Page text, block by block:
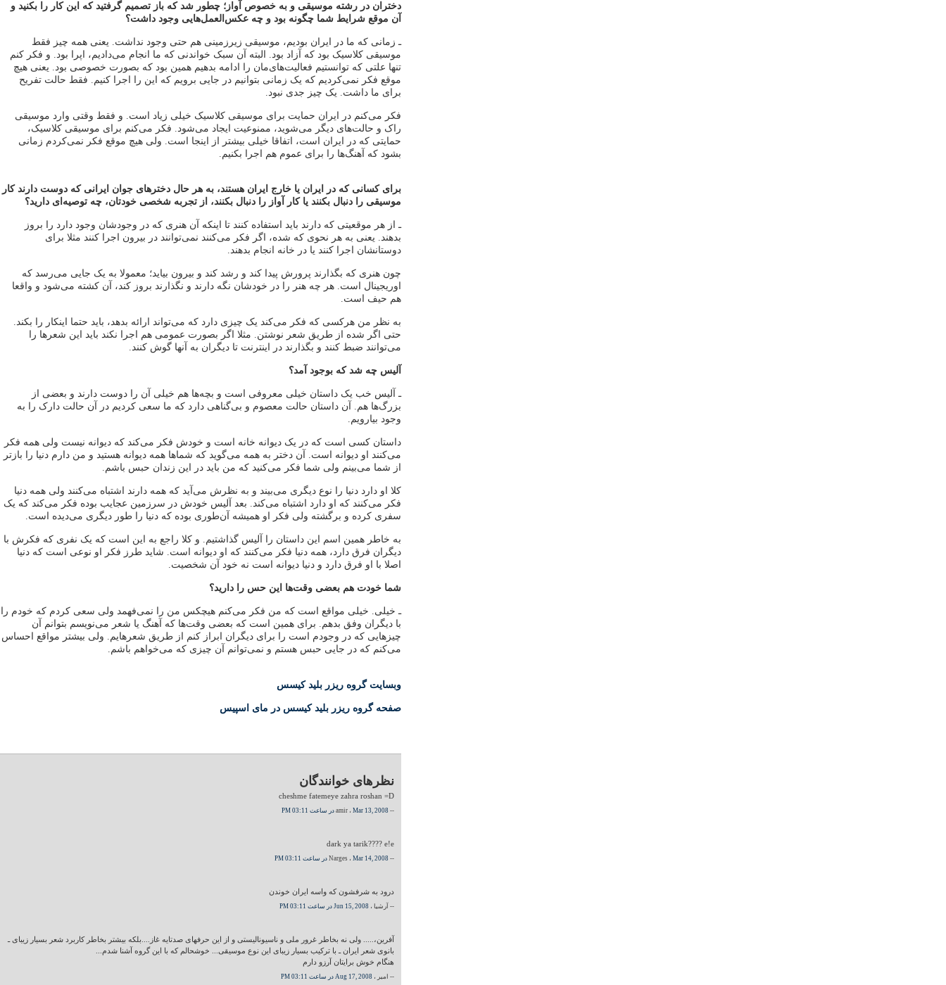
دختران در رشته موسیقی و به خصوص آواز؛ چطور شد که باز تصمیم گرفتید که این کار را بکنید و
آن موقع شرایط شما چگونه بود و چه عکس‌العمل‌هایی وجود داشت؟
ـ زمانی که ما در ایران بودیم، موسیقی زیرزمینی هم حتی وجود نداشت. یعنی همه چیز فقط
موسیقی کلاسیک بود که آزاد بود. البته آن سبک خواندنی که ما انجام می‌دادیم، اپرا بود. و فکر کنم
تنها علتی که توانستیم فعالیت‌های‌مان را ادامه بدهیم همین بود که بصورت خصوصی بود. یعنی هیچ
موقع فکر نمی‌کردیم که یک زمانی بتوانیم در جایی برویم که این را اجرا کنیم. فقط حالت تفریح
برای ما داشت. یک چیز جدی نبود.
فکر می‌کنم در ایران حمایت برای موسیقی کلاسیک خیلی زیاد است. و فقط وقتی وارد موسیقی
راک و حالت‌های دیگر می‌شوید، ممنوعیت ایجاد می‌شود. فکر می‌کنم برای موسیقی کلاسیک،
حمایتی که در ایران است، اتفاقا خیلی بیشتر از اینجا است. ولی هیچ موقع فکر نمی‌کردم زمانی
بشود که آهنگ‌ها را برای عموم هم اجرا بکنیم.
برای کسانی که در ایران یا خارج ایران هستند، به هر حال دخترهای جوان ایرانی که دوست دارند کار
موسیقی را دنبال بکنند یا کار آواز را دنبال بکنند، از تجربه شخصی خودتان، چه توصیه‌ای دارید؟
ـ از هر موقعیتی که دارند باید استفاده کنند تا اینکه آن هنری که در وجودشان وجود دارد را بروز
بدهند. یعنی به هر نحوی که شده، اگر فکر می‌کنند نمی‌توانند در بیرون اجرا کنند مثلا برای
دوستانشان اجرا کنند یا در خانه انجام بدهند.
چون هنری که بگذارند پرورش پیدا کند و رشد کند و بیرون بیاید؛ معمولا به یک جایی می‌رسد که
اوریجینال است. هر چه هنر را در خودشان نگه دارند و نگذارند بروز کند، آن کشته می‌شود و واقعا
هم حیف است.
به نظر من هرکسی که فکر می‌کند یک چیزی دارد که می‌تواند ارائه بدهد، باید حتما اینکار را بکند.
حتی اگر شده از طریق شعر نوشتن. مثلا اگر بصورت عمومی هم اجرا نکند باید این شعرها را
می‌توانند ضبط کنند و بگذارند در اینترنت تا دیگران به آنها گوش کنند.
آلیس چه شد که بوجود آمد؟
ـ آلیس خب یک داستان خیلی معروفی است و بچه‌ها هم خیلی آن را دوست دارند و بعضی از
بزرگ‌ها هم. آن داستان حالت معصوم و بی‌گناهی دارد که ما سعی کردیم در آن حالت دارک را به
وجود بیارویم.
داستان کسی است که در یک دیوانه خانه است و خودش فکر می‌کند که دیوانه نیست ولی همه فکر
می‌کنند او دیوانه است. آن دختر به همه می‌گوید که شماها همه دیوانه هستید و من دارم دنیا را بازتر
از شما می‌بینم ولی شما فکر می‌کنید که من باید در این زندان حبس باشم.
کلا او دارد دنیا را نوع دیگری می‌بیند و به نظرش می‌آید که همه دارند اشتباه می‌کنند ولی همه دنیا
فکر می‌کنند که او دارد اشتباه می‌کند. بعد آلیس خودش در سرزمین عجایب بوده فکر می‌کند که یک
سفری کرده و برگشته ولی فکر او همیشه آن‌طوری بوده که دنیا را طور دیگری می‌دیده است.
به خاطر همین اسم این داستان را آلیس گذاشتیم. و کلا راجع به این است که یک نفری که فکرش با
دیگران فرق دارد، همه دنیا فکر می‌کنند که او دیوانه است. شاید طرز فکر او نوعی است که دنیا
اصلا با او فرق دارد و دنیا دیوانه است نه خود آن شخصیت.
شما خودت هم بعضی وقت‌ها این حس را دارید؟
ـ خیلی. خیلی مواقع است که من فکر می‌کنم هیچکس من را نمی‌فهمد ولی سعی کردم که خودم را
با دیگران وفق بدهم. برای همین است که بعضی وقت‌ها که آهنگ یا شعر می‌نویسم بتوانم آن
چیزهایی که در وجودم است را برای دیگران ابراز کنم از طریق شعرهایم. ولی بیشتر مواقع احساس
می‌کنم که در جایی حبس هستم و نمی‌توانم آن چیزی که می‌خواهم باشم.
وبسایت گروه ریزر بلید کیسس
صفحه گروه ریزر بلید کیسس در مای اسپیس
نظرهای خوانندگان
cheshme fatemeye zahra roshan =D
-- amir ، Mar 13, 2008 در ساعت 03:11 PM
dark ya tarik???? e!e
-- Narges ، Mar 14, 2008 در ساعت 03:11 PM
درود به شرفشون که واسه ایران خوندن
-- آرشیا ، Jun 15, 2008 در ساعت 03:11 PM
آفرین،..... ولی نه بخاطر غرور ملی و ناسیونالیستی و از این حرفهای صدتایه غاز....بلکه بیشتر بخاطر کاربرد شعر بسیار زیبای ـ
بانوی شعر ایران ـ با ترکیب بسیار زیبای این نوع موسیقی... خوشحالم که با این گروه آشنا شدم...
هنگام خوش برایتان آرزو دارم
-- امیر ، Aug 17, 2008 در ساعت 03:11 PM